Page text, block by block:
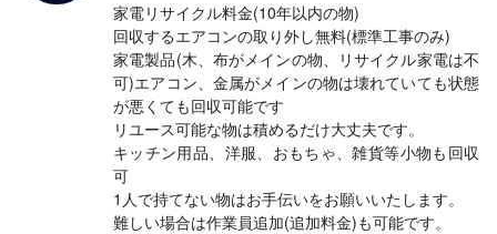
家電リサイクル料金(10年以内の物)
回収するエアコンの取り外し無料(標準工事のみ)
家電製品(木、布がメインの物、リサイクル家電は不
可)エアコン、金属がメインの物は壊れていても状態
が悪くても回収可能です
リユース可能な物は積めるだけ大丈夫です。
キッチン用品、洋服、おもちゃ、雑貨等小物も回収
可
1人で持てない物はお手伝いをお願いいたします。
難しい場合は作業員追加(追加料金)も可能です。